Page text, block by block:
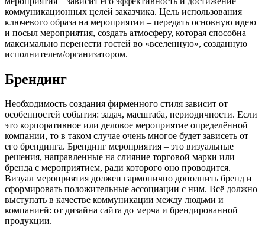
коммуникационных целей заказчика. Цель использования
ключевого образа на мероприятии – передать основную идею
и посыл мероприятия, создать атмосферу, которая способна
максимально перенести гостей во «вселенную», созданную
исполнителем/организатором.
Брендинг
Необходимость создания фирменного стиля зависит от
особенностей события: задач, масштаба, периодичности. Если
это корпоративное или деловое мероприятие определённой
компании, то в таком случае очень многое будет зависеть от
его брендинга. Брендинг мероприятия – это визуальные
решения, направленные на слияние торговой марки или
бренда с мероприятием, ради которого оно проводится.
Визуал мероприятия должен гармонично дополнить бренд и
сформировать положительные ассоциации с ним. Всё должно
выступать в качестве коммуникации между людьми и
компанией: от дизайна сайта до мерча и брендированной
продукции.